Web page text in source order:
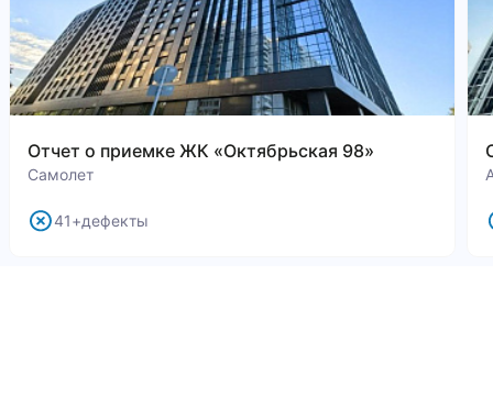
Отчет о приемке ЖК «Октябрьская 98»
Самолет
41+дефекты